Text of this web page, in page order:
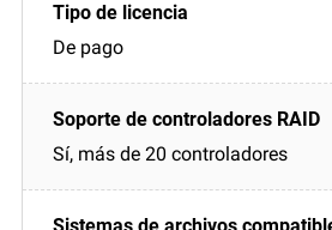
De pago
Sí, más de 20 controladores